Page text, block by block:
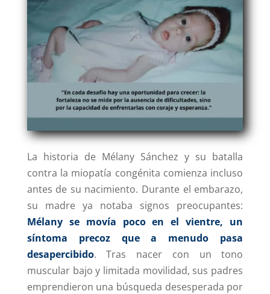
La historia de Mélany Sánchez y su batalla
contra la miopatía congénita comienza incluso
antes de su nacimiento. Durante el embarazo,
su madre ya notaba signos preocupantes:
Mélany se movía poco en el vientre, un
síntoma precoz que a menudo pasa
desapercibido. Tras nacer con un tono
muscular bajo y limitada movilidad, sus padres
emprendieron una búsqueda desesperada por